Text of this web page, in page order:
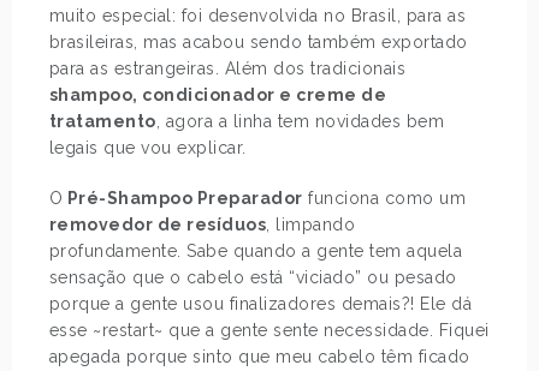
muito especial: foi desenvolvida no Brasil, para as
brasileiras, mas acabou sendo também exportado
para as estrangeiras. Além dos tradicionais
shampoo, condicionador e creme de
tratamento , agora a linha tem novidades bem
legais que vou explicar.
O Pré-Shampoo Preparador funciona como um
removedor de resíduos , limpando
profundamente. Sabe quando a gente tem aquela
sensação que o cabelo está “viciado” ou pesado
porque a gente usou finalizadores demais?! Ele dá
esse ~restart~ que a gente sente necessidade. Fiquei
apegada porque sinto que meu cabelo têm ficado